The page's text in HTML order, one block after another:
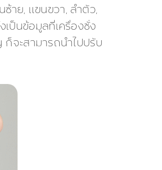
าย, แขนขวา, ลำตัว,
เป็นข้อมูลที่เครื่องชั่ง
จะสามารถนำไปปรับ